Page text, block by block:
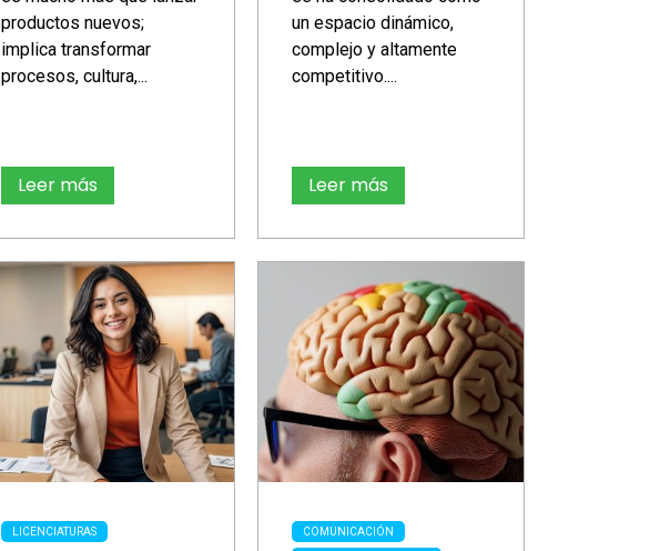
productos nuevos;
implica transformar
procesos, cultura,...
Leer más
un espacio dinámico,
complejo y altamente
competitivo....
Leer más
LICENCIATURAS COMUNICACIÓN